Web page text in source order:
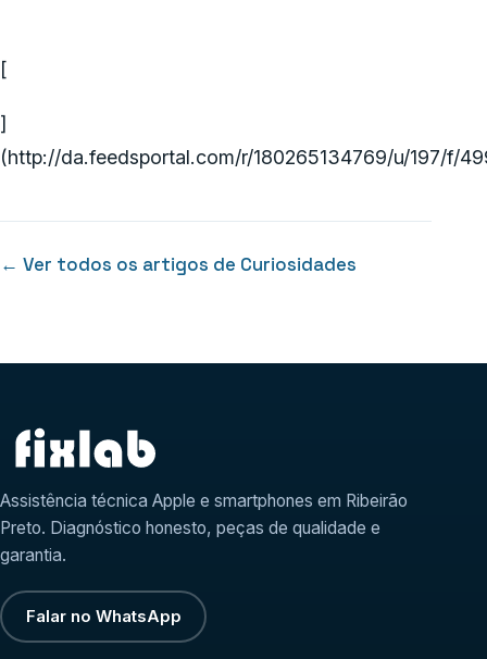
[
]
(http://da.feedsportal.com/r/180265134769/u/197/f/
← Ver todos os artigos de Curiosidades
Assistência técnica Apple e smartphones em Ribeirão
Preto. Diagnóstico honesto, peças de qualidade e
garantia.
Falar no WhatsApp